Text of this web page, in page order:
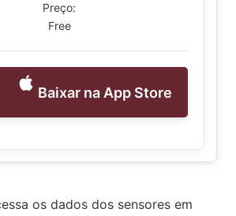
Preço:
Free
Baixar na App Store
os dados dos sensores em